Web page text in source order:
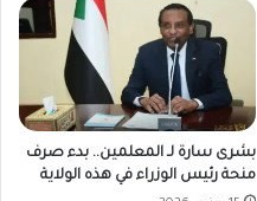
بشرى سارة لـ المعلمين.. بدء صرف
منحة رئيس الوزراء في هذه الولاية